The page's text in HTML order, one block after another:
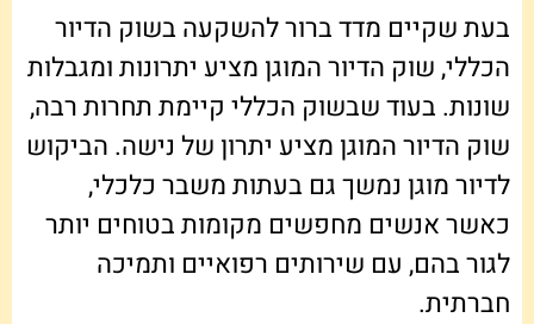
בעת שקיים מדד ברור להשקעה בשוק הדיור
הכללי, שוק הדיור המוגן מציע יתרונות ומגבלות
שונות. בעוד שבשוק הכללי קיימת תחרות רבה,
שוק הדיור המוגן מציע יתרון של נישה. הביקוש
לדיור מוגן נמשך גם בעתות משבר כלכלי,
כאשר אנשים מחפשים מקומות בטוחים יותר
לגור בהם, עם שירותים רפואיים ותמיכה
חברתית.